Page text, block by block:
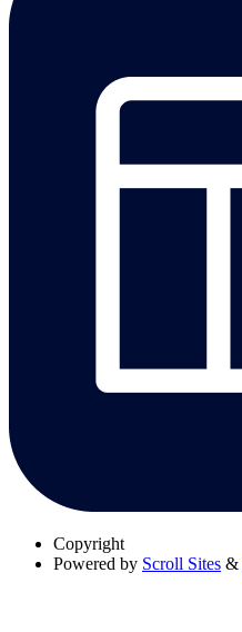
Copyright
Powered by Scroll Sites &